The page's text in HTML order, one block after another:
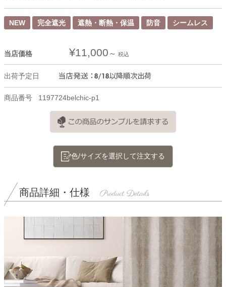
NEW 完全遮光 遮熱・断熱・保温 防音 シームレス
当店価格 ¥11,000 税込
出荷予定日
商品番号 1197724belchic-p1
色/サイズを選択して注文する
商品詳細・仕様